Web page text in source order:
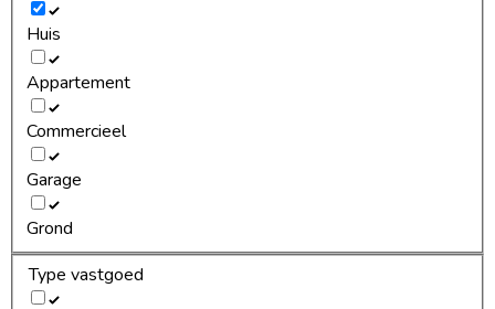
Huis
Appartement
Commercieel
Garage
Grond
Type vastgoed